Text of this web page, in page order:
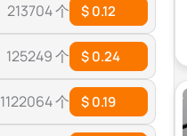
213704 个 $ 0.12
125249 个 $ 0.24
1122064 个 $ 0.19